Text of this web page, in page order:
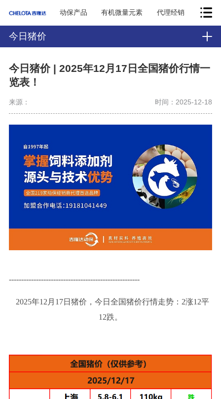
动保产品 有机微量元素 代理经销
今日猪价
今日猪价 | 2025年12月17日全国猪价行情一
览表！
来源： 时间：2025-12-18
-----------------------------------------------------
2025年12月17日猪价，今日全国猪价行情走势：2涨12平
12跌。